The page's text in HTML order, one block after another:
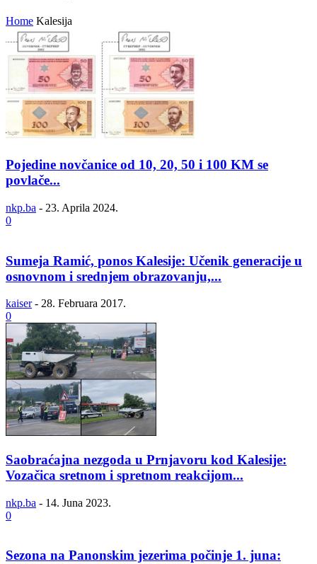
Home Kalesija
Pojedine novčanice od 10, 20, 50 i 100 KM se
povlače...
nkp.ba - 23. Aprila 2024.
0
Sumeja Ramić, ponos Kalesije: Učenik generacije u
osnovnom i srednjem obrazovanju,...
kaiser - 28. Februara 2017.
0
Saobraćajna nezgoda u Prnjavoru kod Kalesije:
Vozačica sretnom i spretnom reakcijom...
nkp.ba - 14. Juna 2023.
0
Sezona na Panonskim jezerima počinje 1. juna: